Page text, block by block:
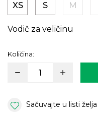
XS S M
Vodič za veličinu
Količina:
Sačuvajte u listi želja